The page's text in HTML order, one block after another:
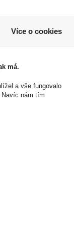
89 Kč
za:1 ks
100 - 500 ks
Více o cookies
má.
a vše fungovalo
nám tím